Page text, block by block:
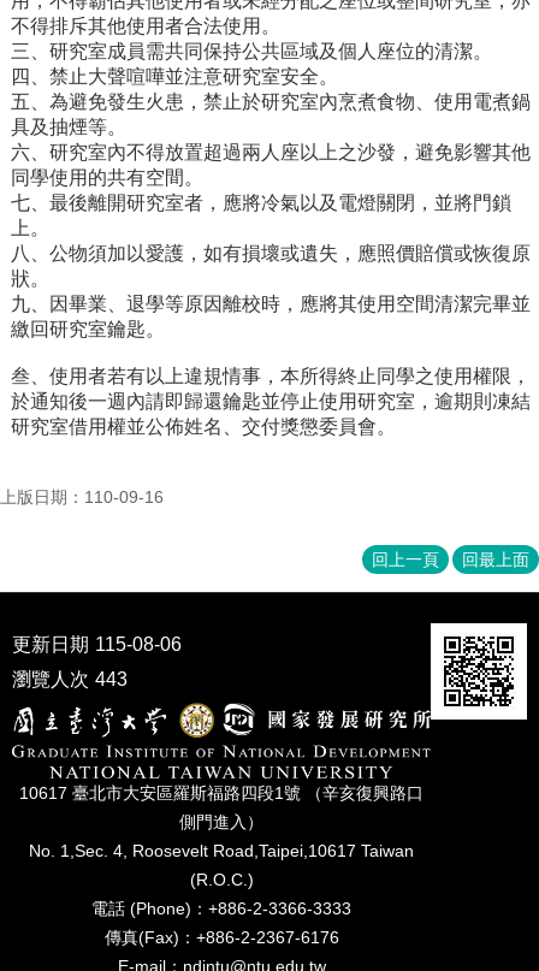
期
刊
口
試
專
區
會
不得排斥其他使用者合法使用。
三、研究室成員需共同保持公共區域及個人座位的清潔。
四、禁止大聲喧嘩並注意研究室安全。
五、為避免發生火患，禁止於研究室內烹煮食物、使用電煮鍋
具及抽煙等。
六、研究室內不得放置超過兩人座以上之沙發，避免影響其他
同學使用的共有空間。
七、最後離開研究室者，應將冷氣以及電燈關閉，並將門鎖
上。
八、公物須加以愛護，如有損壞或遺失，應照價賠償或恢復原
狀。
九、因畢業、退學等原因離校時，應將其使用空間清潔完畢並
繳回研究室鑰匙。
叁、使用者若有以上違規情事，本所得終止同學之使用權限，
於通知後一週內請即歸還鑰匙並停止使用研究室，逾期則凍結
研究室借用權並公佈姓名、交付獎懲委員會。
上版日期：110-09-16
回上一頁 回最上面
更新日期 115-08-06
瀏覽人次 443
10617 臺北市⼤安區羅斯福路四段1號 （辛亥復興路⼝
側⾨進入）
No. 1,Sec. 4, Roosevelt Road,Taipei,10617 Taiwan
(R.O.C.)
電話 (Phone)：+886-2-3366-3333
傳真(Fax)：+886-2-2367-6176
E-mail：ndintu@ntu.edu.tw